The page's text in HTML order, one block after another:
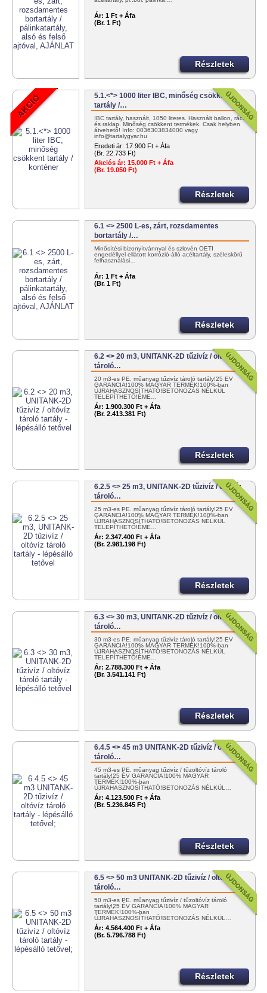
Ár: 1 Ft + Áfa
(Br. 1 Ft)
Részletek
5.1.<*> 1000 liter IBC, minőség csökkent
tartály /…
IBC tartály, használt, 1050 literes. Használt ballon, rács
és raklap. Minőség csökkent termékek. Csak helyben
átvehető! Info: 0036303834000 vagy
info@tartalygyar.hu
Eredeti ár: 17.900 Ft + Áfa
(Br. 22.733 Ft)
Akciós ár: 15.000 Ft + Áfa
(Br. 19.050 Ft)
Részletek
6.1 <> 2500 L-es, zárt, rozsdamentes
bortartály /…
Minősítési bizonyítvánnyal és szlovén OÉTI
engedéllyel ellátott korrózió-álló acéltartály, széleskörű
felhasználási…
Ár: 1 Ft + Áfa
(Br. 1 Ft)
Részletek
6.2 <> 20 m3, UNITANK-2D tűzivíz / oltóvíz
tároló…
20 m3-es PE. műanyag tűzivíz tároló tartály!25 ÉV
GARANCIA!100% MAGYAR TERMÉK!100%-ban
ÚJRAHASZNOSÍTHATÓ!BETONOZÁS NÉLKÜL
TELEPÍTHETŐ!ÉME…
Ár: 1.900.300 Ft + Áfa
(Br. 2.413.381 Ft)
Részletek
6.2.5 <> 25 m3, UNITANK-2D tűzivíz / oltóvíz
tároló…
25 m3-es PE. műanyag tűzivíz tároló tartály!25 ÉV
GARANCIA!100% MAGYAR TERMÉK!100%-ban
ÚJRAHASZNOSÍTHATÓ!BETONOZÁS NÉLKÜL
TELEPÍTHETŐ!ÉME…
Ár: 2.347.400 Ft + Áfa
(Br. 2.981.198 Ft)
Részletek
6.3 <> 30 m3, UNITANK-2D tűzivíz / oltóvíz
tároló…
30 m3-es PE. műanyag tűzivíz tároló tartály!25 ÉV
GARANCIA!100% MAGYAR TERMÉK!100%-ban
ÚJRAHASZNOSÍTHATÓ!BETONOZÁS NÉLKÜL
TELEPÍTHETŐ!ÉME…
Ár: 2.788.300 Ft + Áfa
(Br. 3.541.141 Ft)
Részletek
6.4.5 <> 45 m3 UNITANK-2D tűzivíz / oltóvíz
tároló…
45 m3-es PE. műanyag tűzivíz / tűzoltóvíz tároló
tartály!25 ÉV GARANCIA!100% MAGYAR
TERMÉK!100%-ban
ÚJRAHASZNOSÍTHATÓ!BETONOZÁS NÉLKÜL…
Ár: 4.123.500 Ft + Áfa
(Br. 5.236.845 Ft)
Részletek
6.5 <> 50 m3 UNITANK-2D tűzivíz / oltóvíz
tároló…
50 m3-es PE. műanyag tűzivíz / tűzoltóvíz tároló
tartály!25 ÉV GARANCIA!100% MAGYAR
TERMÉK!100%-ban
ÚJRAHASZNOSÍTHATÓ!BETONOZÁS NÉLKÜL…
Ár: 4.564.400 Ft + Áfa
(Br. 5.796.788 Ft)
Részletek